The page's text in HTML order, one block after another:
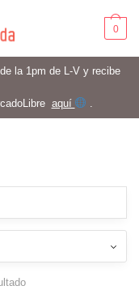
0
la 1pm de L-V y recibe
aquí